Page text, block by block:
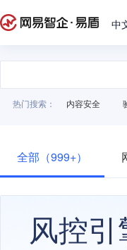
中
热门搜索： 内容安全
全部（999+）
风控引